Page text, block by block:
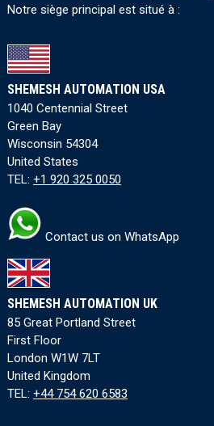
Notre siège principal est situé à :
SHEMESH AUTOMATION USA
1040 Centennial Street
Green Bay
Wisconsin 54304
United States
TEL: +1 920 325 0050
Contact us on WhatsApp
SHEMESH AUTOMATION UK
85 Great Portland Street
First Floor
London W1W 7LT
United Kingdom
TEL: +44 754 620 6583